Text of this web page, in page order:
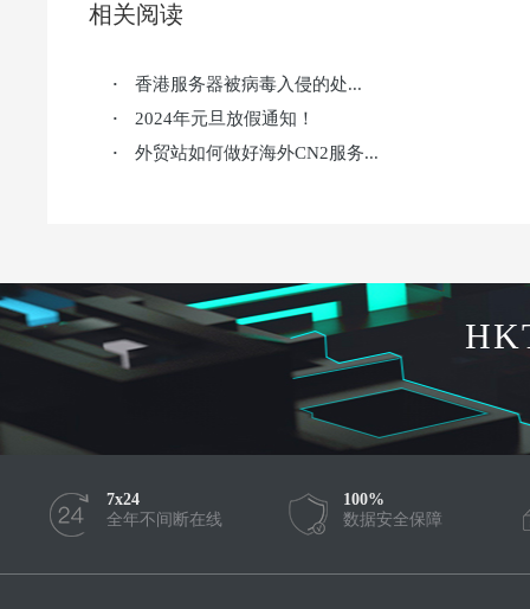
相关阅读
· 香港服务器被病毒入侵的处...
· 2024年元旦放假通知！
· 外贸站如何做好海外CN2服务...
7x24
全年不间断在线
100%
数据安全保障